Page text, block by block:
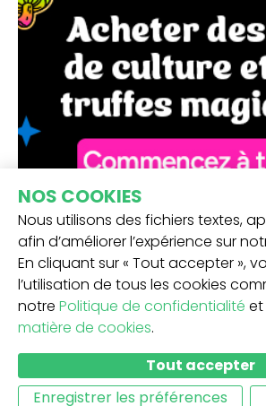
RECEVEZ NOTRE
NOS COOKIES
Nous utilisons des fichiers textes,
afin d’améliorer l’expérience sur
En cliquant sur « Tout accepter »,
l’utilisation de tous les cookies
notre Politique de confidentialité et
matière de cookies.
Tout accepter
Enregistrer les préférences